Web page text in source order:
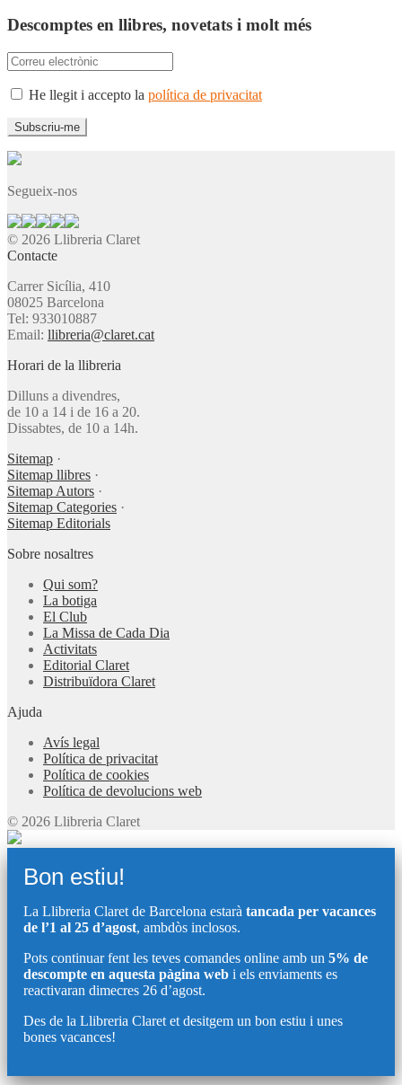
Descomptes en llibres, novetats i molt més
He llegit i accepto la política de privacitat
Segueix-nos
© 2026 Llibreria Claret
Contacte
Carrer Sicília, 410
08025 Barcelona
Tel: 933010887
Email: llibreria@claret.cat
Horari de la llibreria
Dilluns a divendres,
de 10 a 14 i de 16 a 20.
Dissabtes, de 10 a 14h.
Sitemap ·
Sitemap llibres ·
Sitemap Autors ·
Sitemap Categories ·
Sitemap Editorials
Sobre nosaltres
Qui som?
La botiga
El Club
La Missa de Cada Dia
Activitats
Editorial Claret
Distribuïdora Claret
Ajuda
Avís legal
Política de privacitat
Política de cookies
Política de devolucions web
© 2026 Llibreria Claret
Bon estiu!
La Llibreria Claret de Barcelona estarà tancada per vacances
de l’1 al 25 d’agost, ambdòs inclosos.
Pots continuar fent les teves comandes online amb un 5% de
descompte en aquesta pàgina web i els enviaments es
reactivaran dimecres 26 d’agost.
Des de la Llibreria Claret et desitgem un bon estiu i unes
bones vacances!